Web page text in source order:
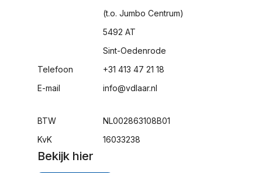
Telefoon
E-mail
BTW
KvK
(t.o. Jumbo Centrum)
5492 AT
Sint-Oedenrode
+31 413 47 21 18
info@vdlaar.nl
NL002863108B01
16033238
Bekijk hier